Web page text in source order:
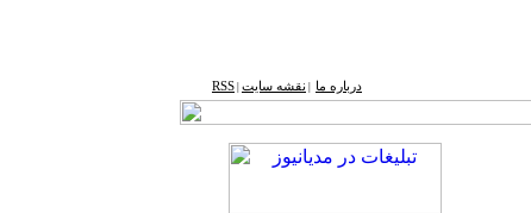
درباره ما نقشه ‌سایت RSS